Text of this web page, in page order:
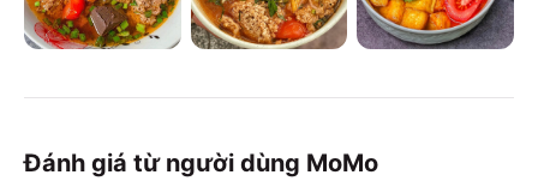
Đánh giá từ người dùng MoMo